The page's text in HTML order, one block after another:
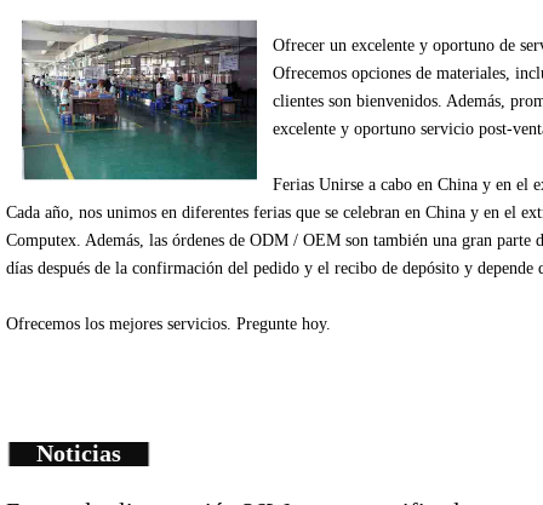
Ofrecer un excelente y oportuno de
Ofrecemos opciones de materiales ,
clientes son bienvenidos. Además ,
excelente y oportuno servicio post-
Ferias Unirse a cabo en China y en el
Cada año , nos unimos en diferentes ferias que se celebran en China y en el
Computex Además , las órdenes de ODM / OEM son también una gran parte
días después de la confirmación del pedido y el recibo de depósito y depende
Ofrecemos los mejores servicios. Pregunte hoy.
Noticias